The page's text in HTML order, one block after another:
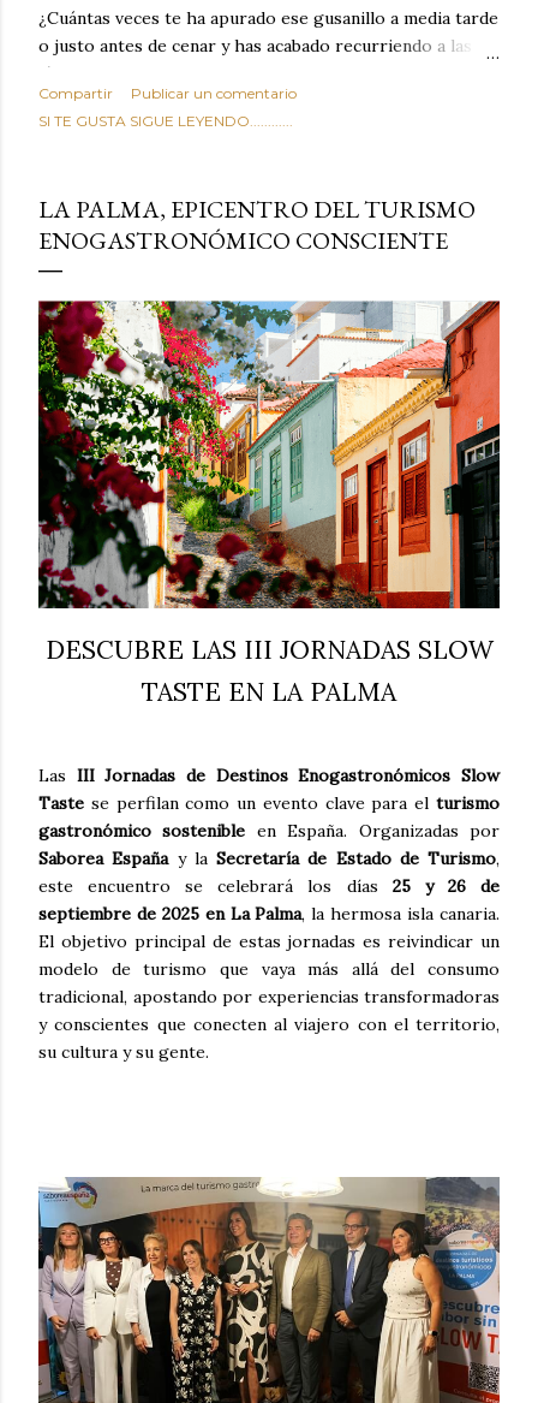
¿Cuántas veces te ha apurado ese gusanillo a media tarde
o justo antes de cenar y has acabado recurriendo a las
típicas patatas de bolsa, frutos secos fritos o snacks
ultraprocesados llenos de grasas saturadas y sodio?
Todos hemos estado ahí. Sin embargo, cuidarse no tiene
satisface. Estas alubias crujientes al horno van a cambiar
por completo tu forma de ver las legumbres. Olvídate de
asociar las alubias únicamente a los guisos tradicionales y
revolucionaria, transformaremos un ingrediente tan
humilde como la alubia de La Bañeza en un snack ligero,
dorado, cargado de proteína y 100% natural. Es el
sustituto perfecto a los frutos se...
Compartir
Publicar un comentario
SI TE GUSTA SIGUE LEYENDO............
LA PALMA, EPICENTRO DEL TURISMO
ENOGASTRONÓMICO CONSCIENTE
DESCUBRE LAS III JORNADAS SLOW
TASTE EN LA PALMA
Las III Jornadas de Destinos Enogastronómicos Slow
Taste se perfilan como un evento clave para el turismo
gastronómico sostenible en España. Organizadas por
Saborea Españay la Secretaría de Estado de Turismo,
este encuentro se celebrará los días 25 y 26 de
septiembre de 2025 en La Palma, la hermosa isla canaria.
El objetivo principal de estas jornadas es reivindicar un
modelo de turismo que vaya más allá del consumo
tradicional, apostando por experiencias transformadoras
y conscientes que conecten al viajero con el territorio,
su cultura y su gente.